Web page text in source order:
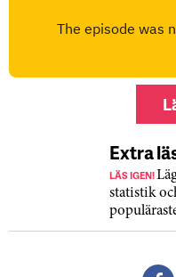
Extra
LÄS IGEN!
statistik